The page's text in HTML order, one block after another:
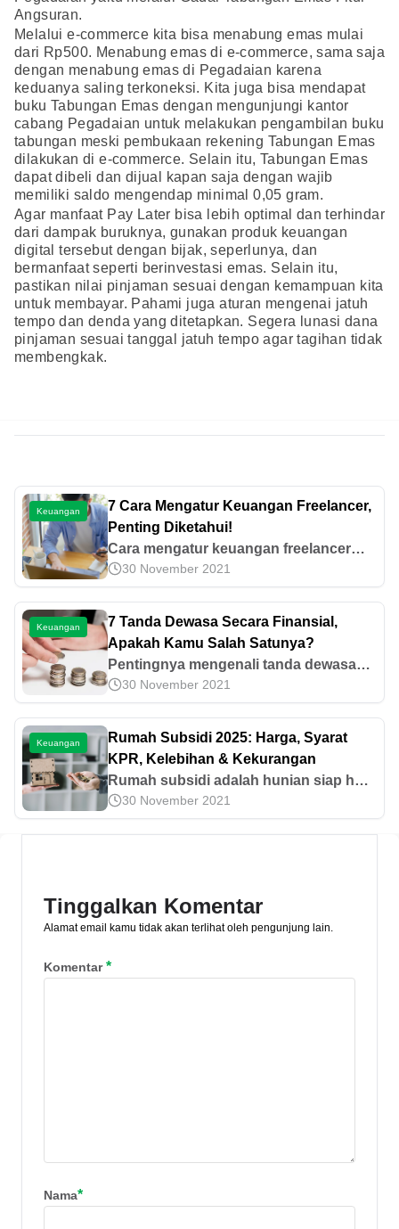
Angsuran.
Melalui e-commerce kita bisa menabung emas mulai
dari Rp500. Menabung emas di e-commerce, sama saja
dengan menabung emas di Pegadaian karena
keduanya saling terkoneksi. Kita juga bisa mendapat
buku Tabungan Emas dengan mengunjungi kantor
cabang Pegadaian untuk melakukan pengambilan buku
tabungan meski pembukaan rekening Tabungan Emas
dilakukan di e-commerce. Selain itu, Tabungan Emas
dapat dibeli dan dijual kapan saja dengan wajib
memiliki saldo mengendap minimal 0,05 gram.
Agar manfaat Pay Later bisa lebih optimal dan terhindar
dari dampak buruknya, gunakan produk keuangan
digital tersebut dengan bijak, seperlunya, dan
bermanfaat seperti berinvestasi emas. Selain itu,
pastikan nilai pinjaman sesuai dengan kemampuan kita
untuk membayar. Pahami juga aturan mengenai jatuh
tempo dan denda yang ditetapkan. Segera lunasi dana
pinjaman sesuai tanggal jatuh tempo agar tagihan tidak
membengkak.
Keuangan
7 Cara Mengatur Keuangan Freelancer,
Penting Diketahui!
Cara mengatur keuangan freelancer
dapat dilakukan dengan menyusun
anggaran, menjaga pengeluaran, dan
diversifikasi gaji. Ketahui selengkapnya
di sini!
30 November 2021
Keuangan
7 Tanda Dewasa Secara Finansial,
Apakah Kamu Salah Satunya?
Pentingnya mengenali tanda dewasa
finansial seseorang secara cermat,
baca artikel berikut, apakah ada
tandanya di kamu?
30 November 2021
Keuangan
Rumah Subsidi 2025: Harga, Syarat
KPR, Kelebihan & Kekurangan
Rumah subsidi adalah hunian siap huni
yang layak bagi masyarakat dengan
penghasilan rendah. Yuk, ketahui
30 November 2021
Tinggalkan Komentar
Alamat email kamu tidak akan terlihat oleh pengunjung lain.
Komentar*
Nama*